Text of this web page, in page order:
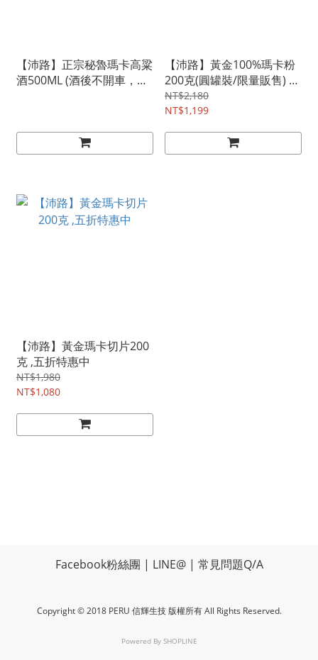
【沛路】正宗秘魯瑪卡高粱
酒500ML (酒後不開車，安
【沛路】黃金100%瑪卡粉
200克(圓罐裝/限量販售) 55
折!!!
NT$2,180
NT$1,199
【沛路】黃金瑪卡切片200
克 ,五折特惠中
NT$1,980
NT$1,080
Facebook粉絲團 | LINE@| 常見問題Q/A
Copyright © 2018 PERU 信輝生技 版權所有 All Rights Reserved.
Powered By SHOPLINE